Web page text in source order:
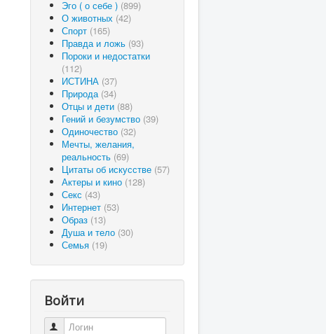
Эго ( о себе ) (899)
О животных (42)
Спорт (165)
Правда и ложь (93)
Пороки и недостатки
(112)
ИСТИНА (37)
Природа (34)
Отцы и дети (88)
Гений и безумство (39)
Одиночество (32)
Мечты, желания,
реальность (69)
Цитаты об искусстве (57)
Актеры и кино (128)
Секс (43)
Интернет (53)
Образ (13)
Душа и тело (30)
Семья (19)
Войти
Логин